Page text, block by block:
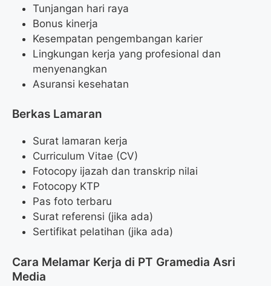
Tunjangan hari raya
Bonus kinerja
Kesempatan pengembangan karier
Lingkungan kerja yang profesional dan
menyenangkan
Asuransi kesehatan
Berkas Lamaran
Surat lamaran kerja
Curriculum Vitae (CV)
Fotocopy ijazah dan transkrip nilai
Fotocopy KTP
Pas foto terbaru
Surat referensi (jika ada)
Sertifikat pelatihan (jika ada)
Cara Melamar Kerja di PT Gramedia Asri
Media